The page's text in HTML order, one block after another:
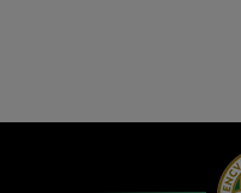
Hírek